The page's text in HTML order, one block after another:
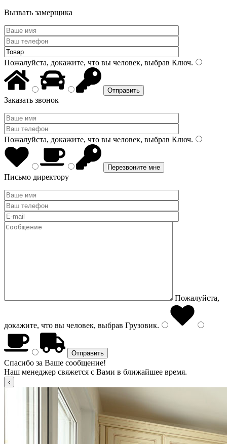
Вызвать замерщика
Пожалуйста, докажите, что вы человек, выбрав Ключ.
Заказать звонок
Пожалуйста, докажите, что вы человек, выбрав Ключ.
Письмо директору
Пожалуйста,
докажите, что вы человек, выбрав Грузовик.
Спасибо за Ваше сообщение!
Наш менеджер свяжется с Вами в ближайшее время.